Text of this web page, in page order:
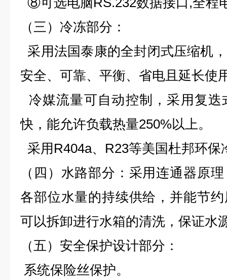
（三）冷冻部分：
采用法国泰康的全封闭式压缩机
安全、可靠、平衡、省电且延长使
冷媒流量可自动控制，采用复
快，能允许负载热量250%以上。
采用R404a、R23等美国杜邦环保
（四）水路部分：采用连通器原
各部位水量的持续供给，并能节
可以拆卸进行水箱的清洗，保证水
（五）安全保护设计部分：
系统保险丝保护。